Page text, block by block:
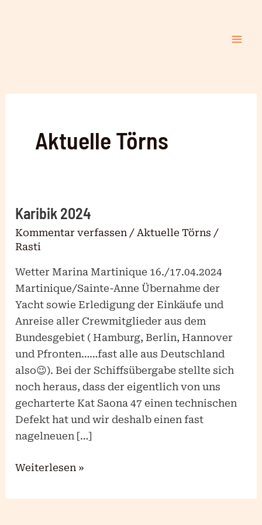
Aktuelle Törns
Karibik 2024
Kommentar verfassen /Aktuelle Törns /
Rasti
Wetter Marina Martinique 16./17.04.2024
Martinique/Sainte-Anne Übernahme der
Yacht sowie Erledigung der Einkäufe und
Anreise aller Crewmitglieder aus dem
Bundesgebiet ( Hamburg, Berlin, Hannover
und Pfronten……fast alle aus Deutschland
also😉). Bei der Schiffsübergabe stellte sich
noch heraus, dass der eigentlich von uns
gecharterte Kat Saona 47 einen technischen
Defekt hat und wir deshalb einen fast
nagelneuen […]
Karibik
2024
Weiterlesen »